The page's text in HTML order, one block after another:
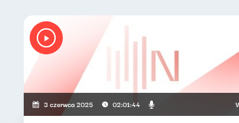
3 czerwca 2025 02:01:44